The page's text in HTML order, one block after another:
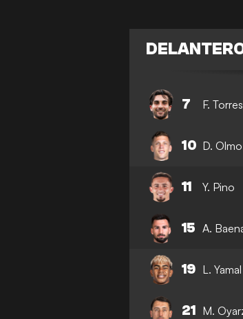
7 F. Torres
10 D. Olmo
11 Y. Pino
15 A.
19 L. Yamal
21 M.